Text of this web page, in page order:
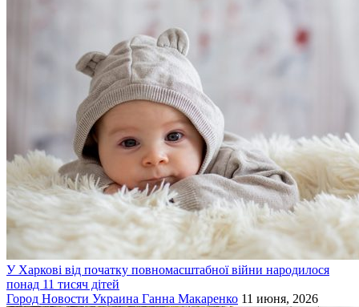
У Харкові від початку повномасштабної війни народилося
понад 11 тисяч дітей
Город Новости Украина Ганна Макаренко 11 июня, 2026